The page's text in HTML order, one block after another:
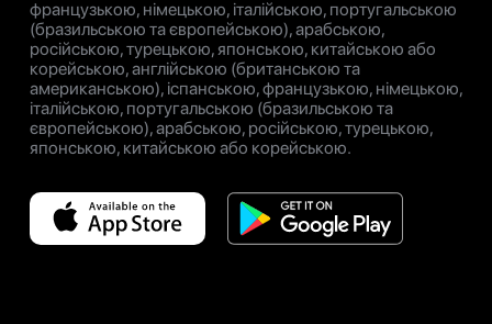
французькою, німецькою, італійською, португальською
(бразильською та європейською), арабською,
російською, турецькою, японською, китайською або
корейською, англійською (британською та
американською), іспанською, французькою, німецькою,
італійською, португальською (бразильською та
європейською), арабською, російською, турецькою,
японською, китайською або корейською.